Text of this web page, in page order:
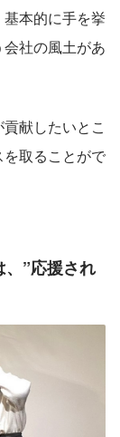
本的に手を挙
社の風土があ
献したいとこ
取ることがで
”応援され